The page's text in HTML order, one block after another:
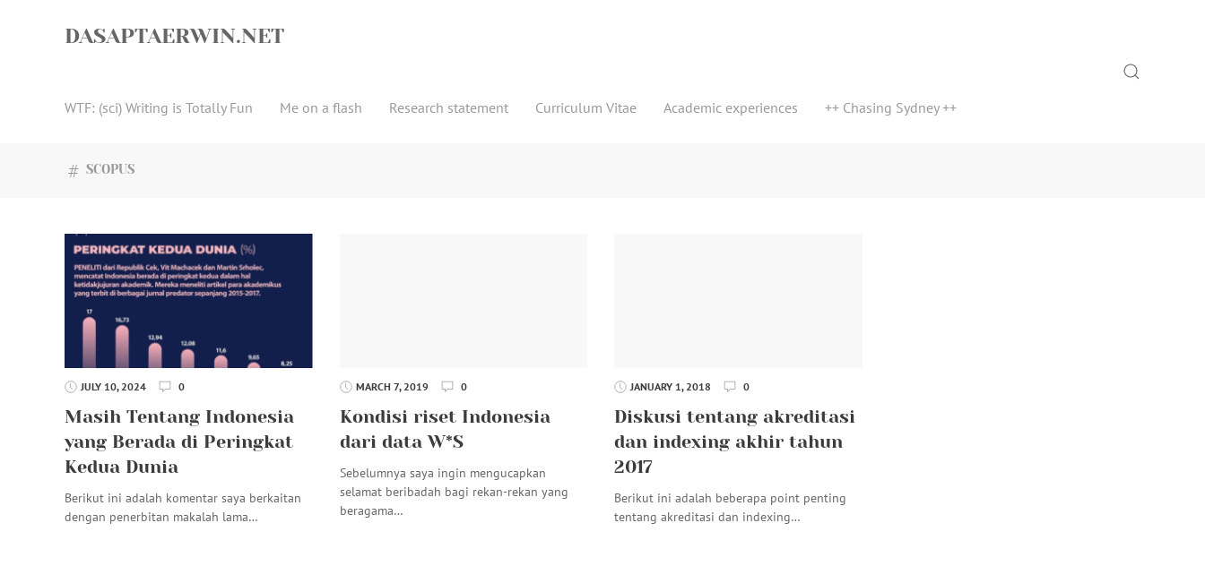
DASAPTAERWIN.NET
WTF: (sci) Writing is Totally Fun Me on a flash Research statement Curriculum Vitae Academic experiences ++ Chasing Sydney ++
Search
SCOPUS
JULY 10, 2024 0
Masih Tentang Indonesia
yang Berada di Peringkat
Kedua Dunia
Berikut ini adalah komentar saya berkaitan
dengan penerbitan makalah lama…
MARCH 7, 2019 0
Kondisi riset Indonesia
dari data W*S
Sebelumnya saya ingin mengucapkan
selamat beribadah bagi rekan-rekan yang
beragama…
JANUARY 1, 2018 0
Diskusi tentang akreditasi
dan indexing akhir tahun
2017
Berikut ini adalah beberapa point penting
tentang akreditasi dan indexing…